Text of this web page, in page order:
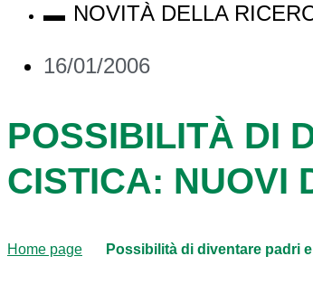
NOVITÀ DELLA
16/01/2006
POSSIBILITÀ DI
CISTICA: NUOVI
Home page Possibilità di diventare padri